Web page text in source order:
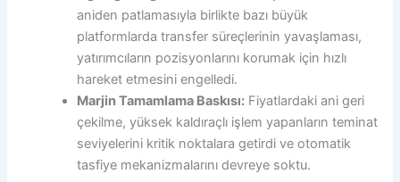
aniden patlamasıyla birlikte bazı büyük
platformlarda transfer süreçlerinin yavaşlaması,
yatırımcıların pozisyonlarını korumak için hızlı
hareket etmesini engelledi.
Marjin Tamamlama Baskısı: Fiyatlardaki ani geri
çekilme, yüksek kaldıraçlı işlem yapanların teminat
seviyelerini kritik noktalara getirdi ve otomatik
tasfiye mekanizmalarını devreye soktu.